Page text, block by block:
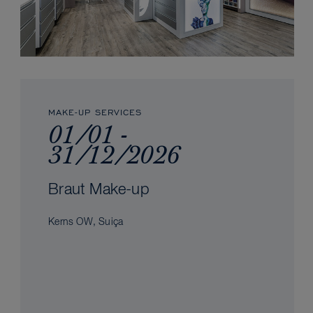
MAKE-UP SERVICES
01/01 -
31/12/2026
Braut Make-up
Kerns OW, Suiça